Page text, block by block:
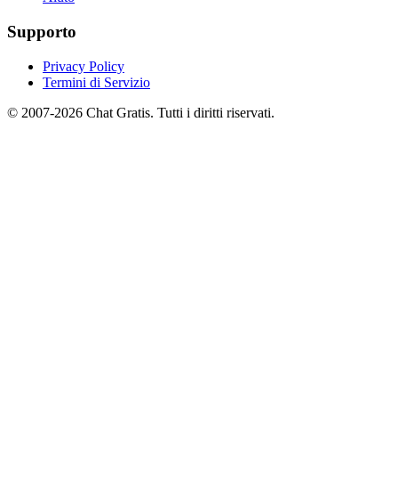
Supporto
Privacy Policy
Termini di Servizio
© 2007-2026 Chat Gratis. Tutti i diritti riservati.